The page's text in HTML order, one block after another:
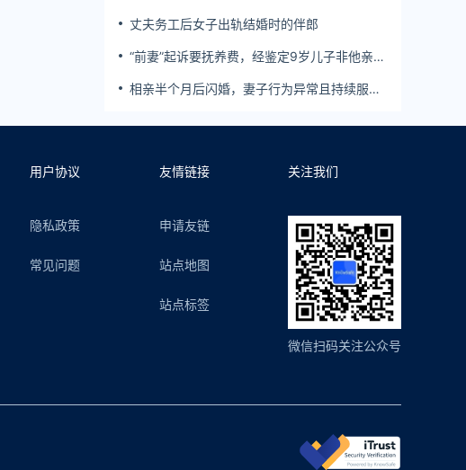
丈夫务工后女子出轨结婚时的伴郎
“前妻”起诉要抚养费，经鉴定9岁儿子非他亲
相亲半个月后闪婚，妻子行为异常且持续服
病，撤销两人婚姻关系
用户协议
隐私政策
常见问题
友情链接
申请友链
站点地图
站点标签
关注我们
微信扫码关注公众号